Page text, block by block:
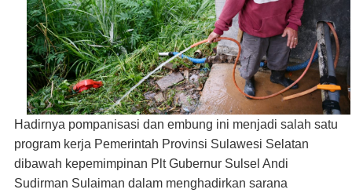
Hadirnya pompanisasi dan embung ini menjadi salah satu
program kerja Pemerintah Provinsi Sulawesi Selatan
dibawah kepemimpinan Plt Gubernur Sulsel Andi
Sudirman Sulaiman dalam menghadirkan sarana